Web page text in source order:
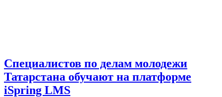
Специалистов по делам молодежи
Татарстана обучают на платформе
iSpring LMS